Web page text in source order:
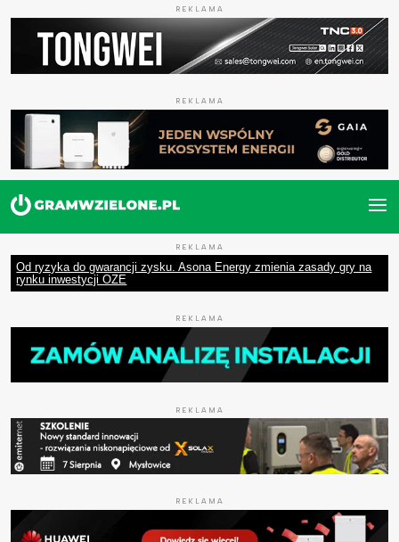
REKLAMA
REKLAMA
REKLAMA
Od ryzyka do gwarancji zysku. Asona Energy zmienia zasady gry na
rynku inwestycji OZE
REKLAMA
REKLAMA
REKLAMA